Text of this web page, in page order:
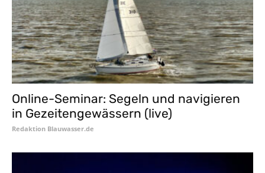
Online-Seminar: Segeln und navigieren
in Gezeitengewässern (live)
Redaktion Blauwasser.de